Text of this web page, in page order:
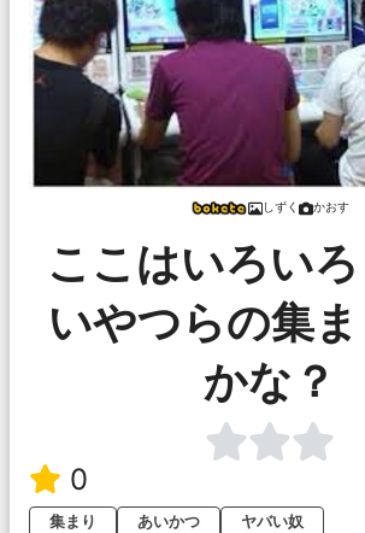
しずく かおす
ここはいろい
いやつらの集
かな？
0
集まり
あいかつ ヤバい奴